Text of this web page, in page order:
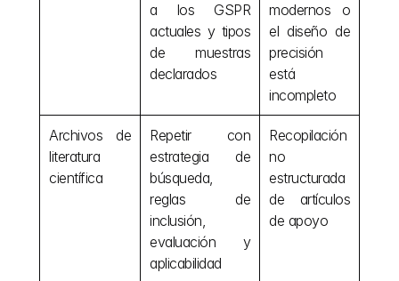
a los GSPR
actuales y tipos
de muestras
declarados
modernos o
el diseño de
precisión
está
incompleto
Archivos de
literatura
científica
Repetir con
estrategia de
búsqueda,
reglas de
inclusión,
evaluación y
aplicabilidad
Recopilación
no
estructurada
de artículos
de apoyo